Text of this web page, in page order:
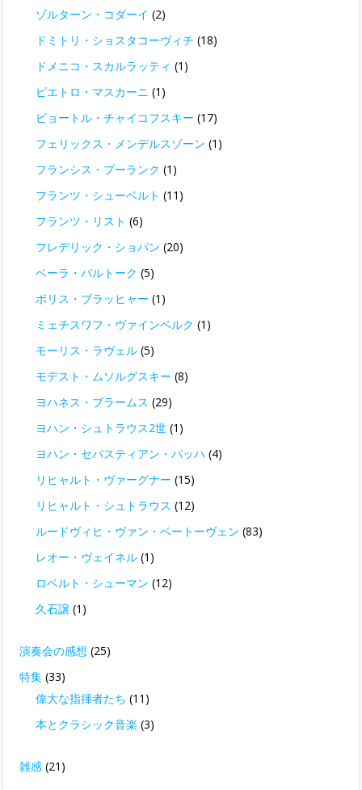
ゾルターン・コダーイ (2)
ドミトリ・ショスタコーヴィチ (18)
ドメニコ・スカルラッティ (1)
ピエトロ・マスカーニ (1)
ピョートル・チャイコフスキー (17)
フェリックス・メンデルスゾーン (1)
フランシス・プーランク (1)
フランツ・シューベルト (11)
フランツ・リスト (6)
フレデリック・ショパン (20)
ベーラ・バルトーク (5)
ボリス・ブラッヒャー (1)
ミェチスワフ・ヴァインベルク (1)
モーリス・ラヴェル (5)
モデスト・ムソルグスキー (8)
ヨハネス・ブラームス (29)
ヨハン・シュトラウス2世 (1)
ヨハン・セバスティアン・バッハ (4)
リヒャルト・ヴァーグナー (15)
リヒャルト・シュトラウス (12)
ルードヴィヒ・ヴァン・ベートーヴェン (83)
レオー・ヴェイネル (1)
ロベルト・シューマン (12)
久石譲 (1)
演奏会の感想 (25)
特集 (33)
偉大な指揮者たち (11)
本とクラシック音楽 (3)
雑感 (21)